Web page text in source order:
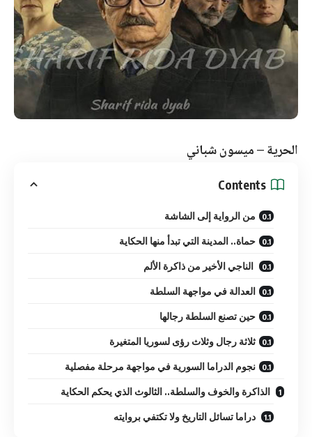
الحرية – ميسون شباني
Contents
من الرواية إلى الشاشة
حماة.. المدينة التي تبدأ منها الحكاية
الناجي الأخير من ذاكرة الألم
العدالة في مواجهة السلطة
حين تصنع السلطة رجالها
ثلاثة رجال وثلاث رؤى لسوريا المتغيرة
نجوم الدراما السورية في مواجهة مرحلة مفصلية
الذاكرة والخوف والسلطة.. الثالوث الذي يحكم الحكاية
دراما تسائل التاريخ ولا تكتفي بروايته